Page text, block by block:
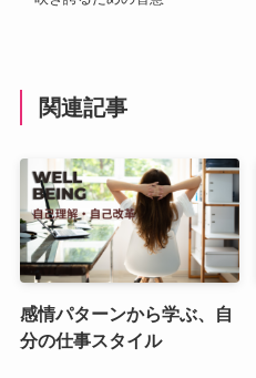
関連記事
感情パターンから学ぶ、自
分の仕事スタイル